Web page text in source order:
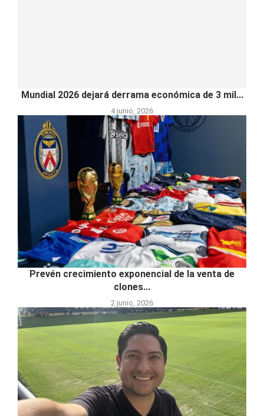
Mundial 2026 dejará derrama económica de 3 mil...
4 junio, 2026
Prevén crecimiento exponencial de la venta de
clones...
2 junio, 2026